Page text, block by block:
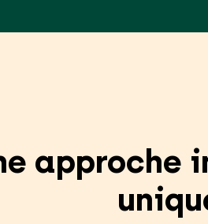
approche